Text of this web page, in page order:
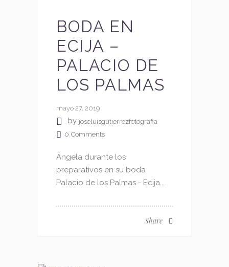
BODA EN
ECIJA –
PALACIO DE
LOS PALMAS
mayo 27, 2019
by joseluisgutierrezfotografia
0 Comments
Ángela durante los
preparativos en su boda
Palacio de los Palmas - Ecija...
Share